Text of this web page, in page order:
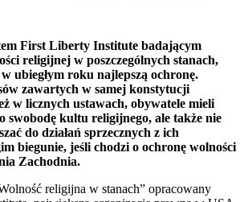
First Liberty Institute badającym
religijnej w poszczególnych stanach,
ubiegłym roku najlepszą ochronę.
zawartych w samej konstytucji
w licznych ustawach, obywatele mieli
swobodę kultu religijnego, ale także nie
do działań sprzecznych z ich
biegunie, jeśli chodzi o ochronę wolności
Zachodnia.
religijna w stanach” opracowany